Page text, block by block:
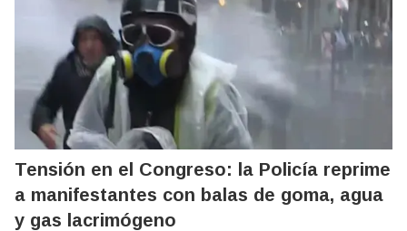
Tensión en el Congreso: la Policía reprime
a manifestantes con balas de goma, agua
y gas lacrimógeno